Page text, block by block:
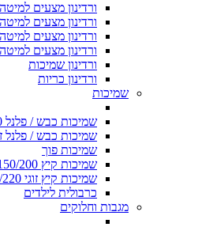
ורדינון מצעים למיטה
ורדינון מצעים למיטה
ורדינון מצעים למיטה זוגית
ורדינון מצעים למיטה
ורדינון שמיכות
ורדינון כריות
שמיכות
שמיכות כבש / פלנל 150/200
שמיכות כבש / פלנל זוגי
שמיכות פוך
שמיכות קיץ 150/200
שמיכות קיץ זוגי 200/220
כרבולית לילדים
מגבות וחלוקים